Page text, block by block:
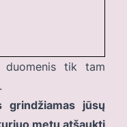
duomenis tik tam
grindžiamas jūsų
metu atšaukti